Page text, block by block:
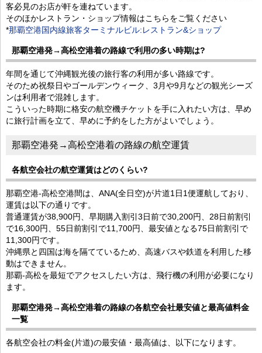
客必見のお店が軒を連ねています。
そのほかレストラン・ショップ情報はこちらをご覧ください
*那覇空港国内線旅客ターミナルビル:レストラン&ショップ
那覇空港発→高松空港着の路線で利用の多い時期は?
年間を通じて沖縄観光後の旅行客の利用が多い路線です。
そのため祝祭日やゴールデンウィーク、3月や9月などの観光シーズ
ンは利用者で混雑します。
こういった時期に格安の航空機チケットを手に入れたい方は、早め
に旅行計画を立て、早めに予約をした方がよいでしょう。
那覇空港発→高松空港着の路線の航空運賃
各航空会社の航空運賃はどのくらい?
那覇空港-高松空港間は、ANA(全日空)が片道1日1便運航しており、
運賃は以下の通りです。
普通運賃が38,900円、早期購入割引3日前で30,200円、28日前割引
で16,300円、55日前割引で11,700円、最安値となる75日前割引で
11,300円です。
沖縄県と四国は海を隔てているため、高速バスや鉄道を利用した移
動はできません。
那覇-高松を最短でアクセスしたい方は、飛行機の利用が必要になり
ます。
那覇空港発→高松空港着の路線の各航空会社最安値と最高値料金
一覧
各航空会社の料金(片道)の最安値・最高値は、以下になります。